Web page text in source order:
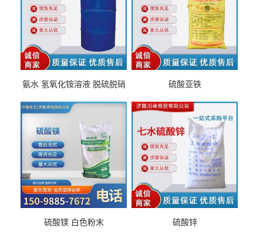
氨水 氢氧化铵溶液 脱硫脱硝 硫酸亚铁
硫酸镁 白色粉末 硫酸锌